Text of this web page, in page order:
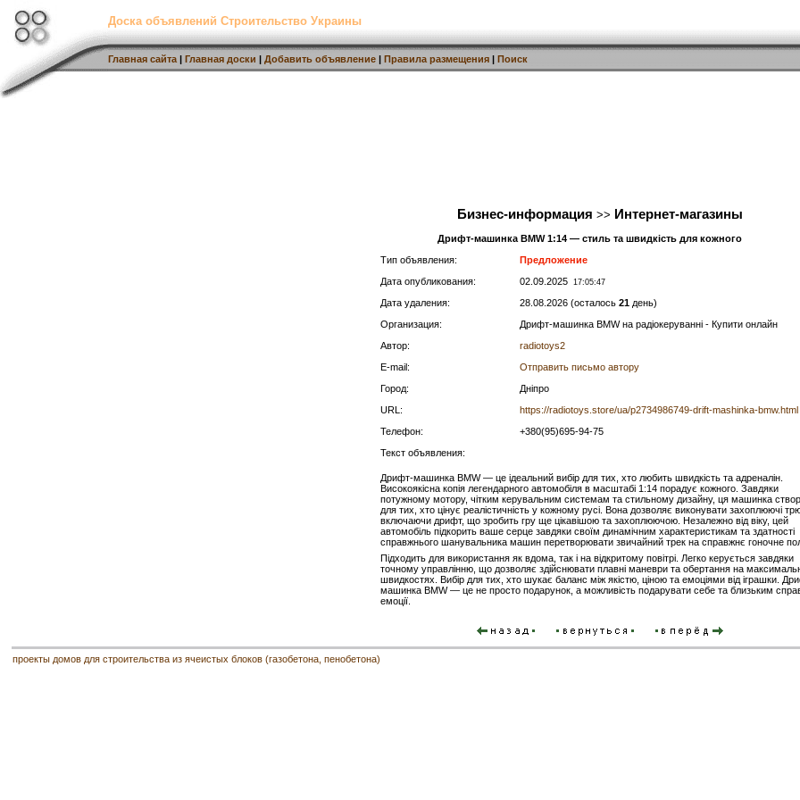
Доска объявлений Строительство Украины
Главная сайта | Главная доски | Добавить объявление | Правила размещения | Поиск
Бизнес-информация >> Интернет-магазины
Дрифт-машинка BMW 1:14 — стиль та швидкість для кожного
Тип объявления:
Предложение
Дата опубликования:
02.09.2025 17:05:47
Дата удаления: 28.08.2026 (осталось 21 день)
Организация:
Дрифт-машинка BMW на радіокеруванні - Купити онлайн
Автор:
radiotoys2
E-mail:
Отправить письмо автору
Город:
Дніпро
URL:
https://radiotoys.store/ua/p2734986749-drift-mashinka-bmw.html
Телефон:
+380(95)695-94-75
Текст объявления:
Дрифт-машинка BMW — це ідеальний вибір для тих, хто любить швидкість та адреналін.
Високоякісна копія легендарного автомобіля в масштабі 1:14 порадує кожного. Завдяки
потужному мотору, чітким керувальним системам та стильному дизайну, ця машинка
для тих, хто цінує реалістичність у кожному русі. Вона дозволяє виконувати захоплюючі
включаючи дрифт, що зробить гру ще цікавішою та захоплюючою. Незалежно від віку, цей
автомобіль підкорить ваше серце завдяки своїм динамічним характеристикам та здатності
справжнього шанувальника машин перетворювати звичайний трек на справжнє гоночне
Підходить для використання як вдома, так і на відкритому повітрі. Легко керується завдяки
точному управлінню, що дозволяє здійснювати плавні маневри та обертання на
швидкостях. Вибір для тих, хто шукає баланс між якістю, ціною та емоціями від іграшки.
машинка BMW — це не просто подарунок, а можливість подарувати себе та близьким
емоції.
проекты домов для строительства из ячеистых блоков (газобетона, пенобетона)